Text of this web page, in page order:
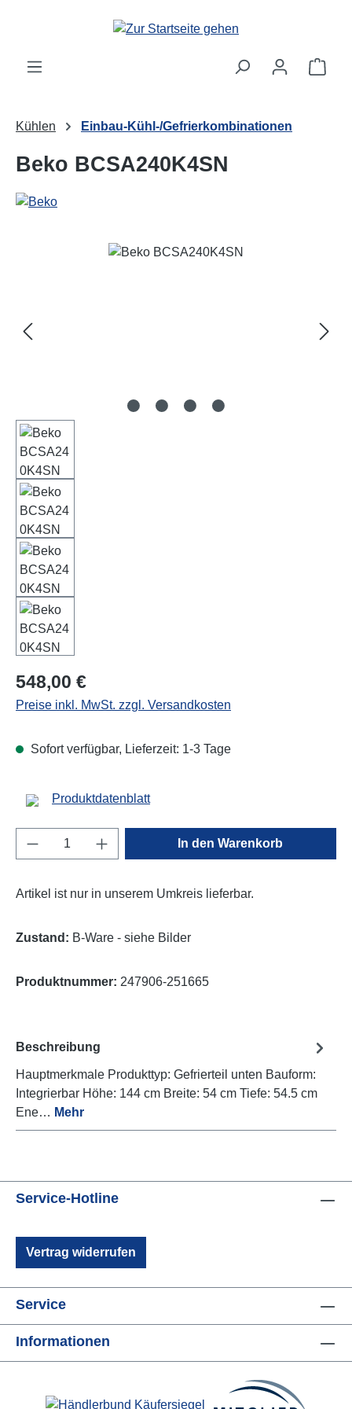
Zum Hauptinhalt springen
Kühlen Einbau-Kühl-/Gefrierkombinationen
Beko BCSA240K4SN
Bildergalerie überspringen
Regulärer Preis:
548,00 €
Preise inkl. MwSt. zzgl. Versandkosten
Sofort verfügbar, Lieferzeit: 1-3 Tage
Produktdatenblatt
Produkt Anzahl: Gib den gewünschten
In den Warenkorb
Artikel ist nur in unserem Umkreis lieferbar.
Zustand: B-Ware - siehe Bilder
Produktnummer: 247906-251665
Beschreibung
Hauptmerkmale Produkttyp: Gefrierteil unten Bauform:
Integrierbar Höhe: 144 cm Breite: 54 cm Tiefe: 54.5 cm
Ene… Mehr
Service-Hotline
Vertrag widerrufen
Service
Informationen